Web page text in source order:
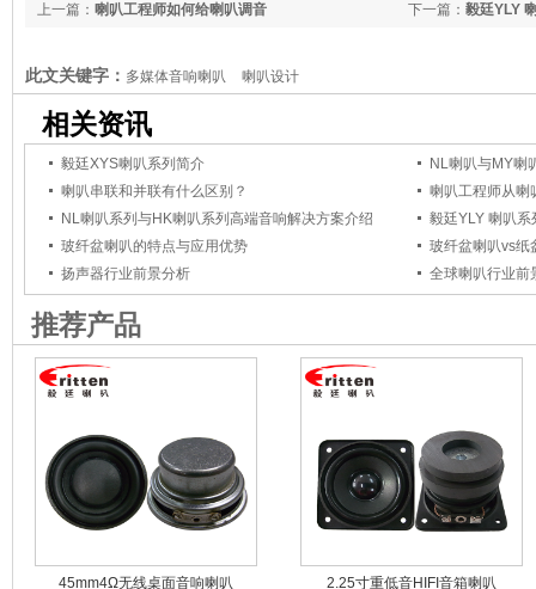
下一篇： 毅廷YLY
上一篇： 喇叭工程师如何给喇叭调音
此文关键字： 多媒体音响喇叭 喇叭设计
相关资讯
毅廷XYS喇叭系列简介
NL喇叭与MY喇
喇叭串联和并联有什么区别？
NL喇叭系列与HK喇叭系列高端音响解决方案介绍
毅廷YLY 喇叭系
玻纤盆喇叭的特点与应用优势
玻纤盆喇叭vs纸
扬声器行业前景分析
全球喇叭行业前
推荐产品
45mm4Ω无线桌面音响喇叭 2.25寸重低音HIFI音箱喇叭